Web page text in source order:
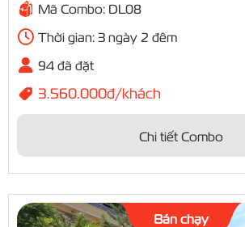
Mã Combo: DL08
Thời gian: 3 ngày 2 đêm
94 đã đặt
3.560.000đ/khách
Chi tiết Combo
Bán chạy